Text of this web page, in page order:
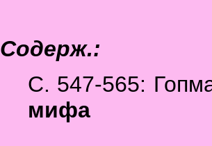
Содерж.:
С. 547-565:
мифа